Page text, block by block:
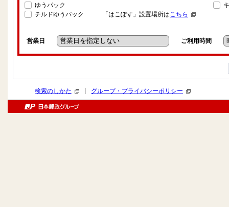
ゆうパック
チルドゆうパック
「はこぽす」設置場所はこちら
営業日 ご利用時間
検索のしかた グループ・プライバシーポリシー